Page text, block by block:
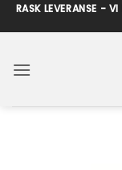
Skip
to
RASK LEVERANSE -